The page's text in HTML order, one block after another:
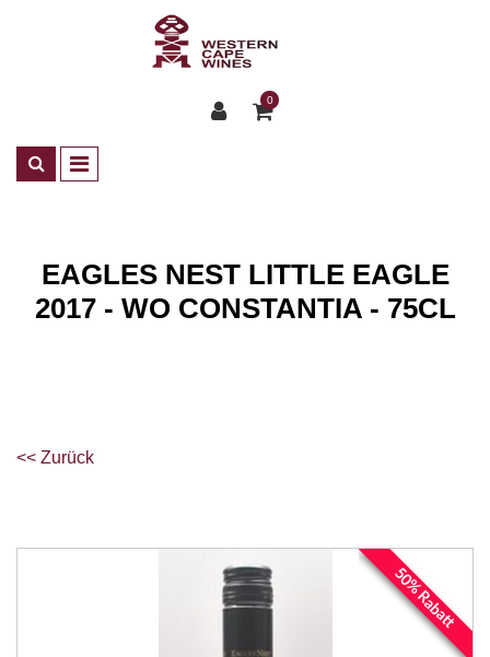
0
EAGLES NEST LITTLE EAGLE
2017 - WO CONSTANTIA - 75CL
<< Zurück
50% Rabatt